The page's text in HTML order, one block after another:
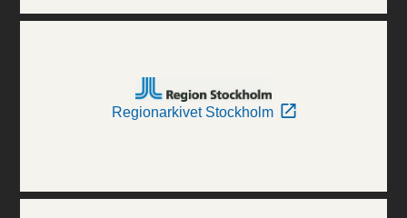
Regionarkivet Stockholm